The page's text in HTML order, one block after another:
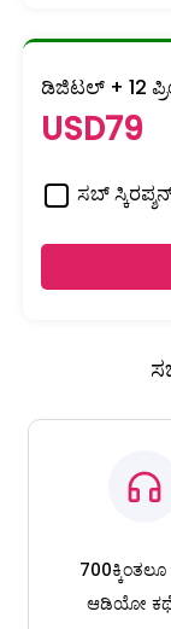
ಡಿಜಿಟಲ್ + 12
USD79
ಸಬ್
700ಕ್ಕಿಂತಲೂ
ಆಡಿಯೋ